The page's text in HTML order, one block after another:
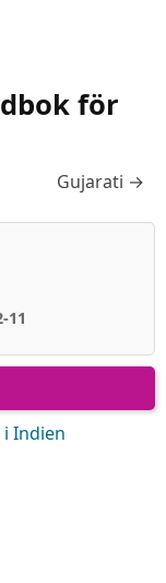
för
Gujarati →
11
i Indien